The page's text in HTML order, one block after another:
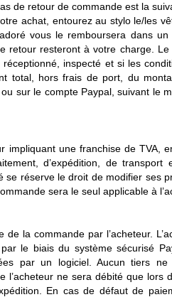
de retour de commande est la
achat, entourez au stylo le/les
vous le remboursera dans
retour resteront à votre charge. Le
inspecté et si les
total, hors frais de port, du
sur le compte Paypal, suivant le
impliquant une franchise de TVA,
d’expédition, de transport
se réserve le droit de modifier ses
sera le seul applicable à
la commande par l’acheteur.
le biais du système sécurisé
par un logiciel. Aucun tiers
ne sera débité que lors
En cas de défaut de